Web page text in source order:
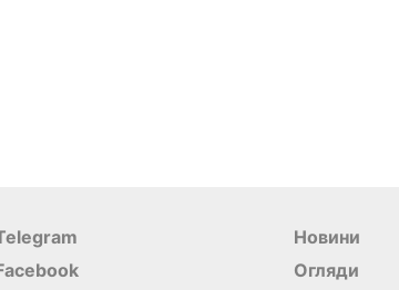
Новини
Огляди